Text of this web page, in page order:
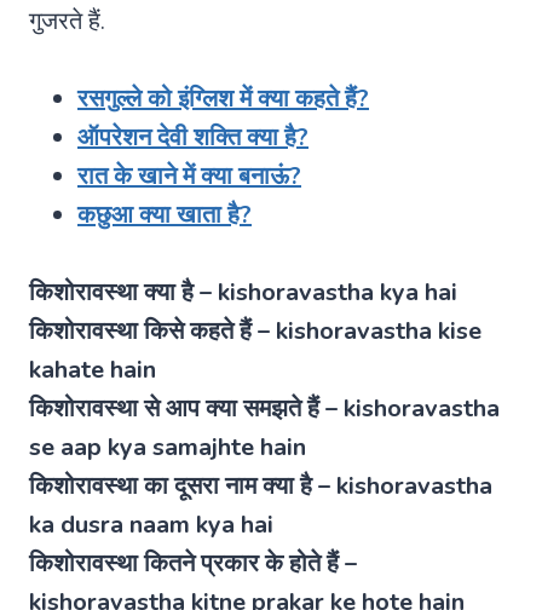
गुजरते हैं.
रसगुल्ले को इंग्लिश में क्या कहते हैं?
ऑपरेशन देवी शक्ति क्या है?
रात के खाने में क्या बनाऊं?
कछुआ क्या खाता है?
किशोरावस्था क्या है – kishoravastha kya hai
किशोरावस्था किसे कहते हैं – kishoravastha kise
kahate hain
किशोरावस्था से आप क्या समझते हैं – kishoravastha
se aap kya samajhte hain
किशोरावस्था का दूसरा नाम क्या है – kishoravastha
ka dusra naam kya hai
किशोरावस्था कितने प्रकार के होते हैं –
kishoravastha kitne prakar ke hote hain